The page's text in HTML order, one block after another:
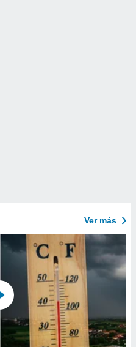
Ver más